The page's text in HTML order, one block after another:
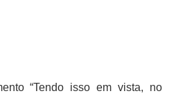
“Tendo isso em vista, no